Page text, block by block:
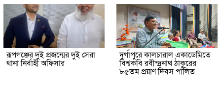
রূপগঞ্জের দুই প্রজন্মের দুই সেরা
থানা নির্বাহী অফিসার
দুর্গাপুরে কালচারাল একাডেমিতে
বিশ্বকবি রবীন্দ্রনাথ ঠাকুরের
৮৫তম প্রয়াণ দিবস পালিত